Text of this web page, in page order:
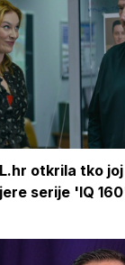
otkrila tko
serije 'IQ